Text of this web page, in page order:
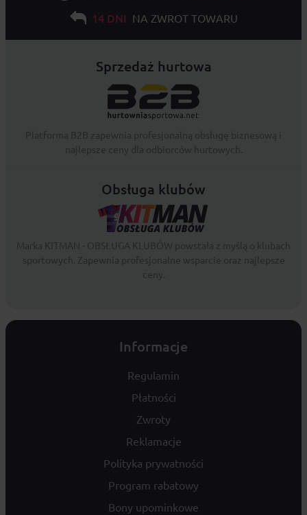
14 DNI NA ZWROT TOWARU
Sprzedaż hurtowa
Obsługa klubów
Informacje
Regulamin
Płatności
Zwroty
Reklamacje
Polityka prywatności
Program rabatowy
Bony upominkowe